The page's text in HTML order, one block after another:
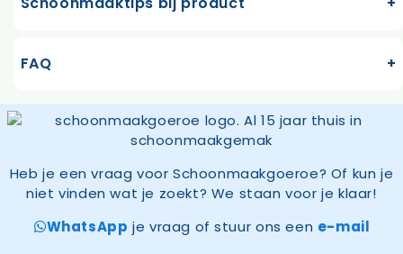
FAQ
Heb je een vraag voor Schoonmaakgoeroe? Of kun je
niet vinden wat je zoekt? We staan voor je klaar!
WhatsApp je vraag of stuur ons een e-mail